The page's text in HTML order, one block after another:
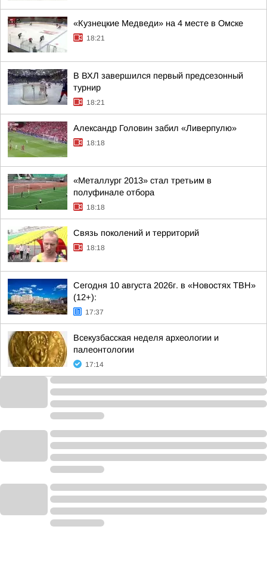
«Кузнецкие Медведи» на 4 месте в Омске
18:21
В ВХЛ завершился первый предсезонный
турнир
18:21
Александр Головин забил «Ливерпулю»
18:18
«Металлург 2013» стал третьим в
полуфинале отбора
18:18
Связь поколений и территорий
18:18
Сегодня 10 августа 2026г. в «Новостях ТВН»
(12+):
17:37
Всекузбасская неделя археологии и
палеонтологии
17:14